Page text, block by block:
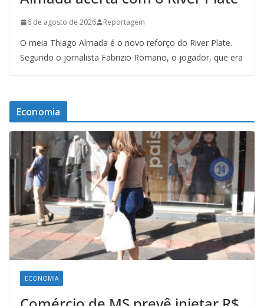
6 de agosto de 2026 Reportagem
O meia Thiago Almada é o novo reforço do River Plate.
Segundo o jornalista Fabrizio Romano, o jogador, que era
Economia
ECONOMIA